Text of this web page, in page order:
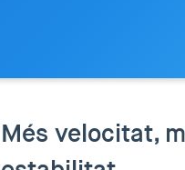
Més velocitat,